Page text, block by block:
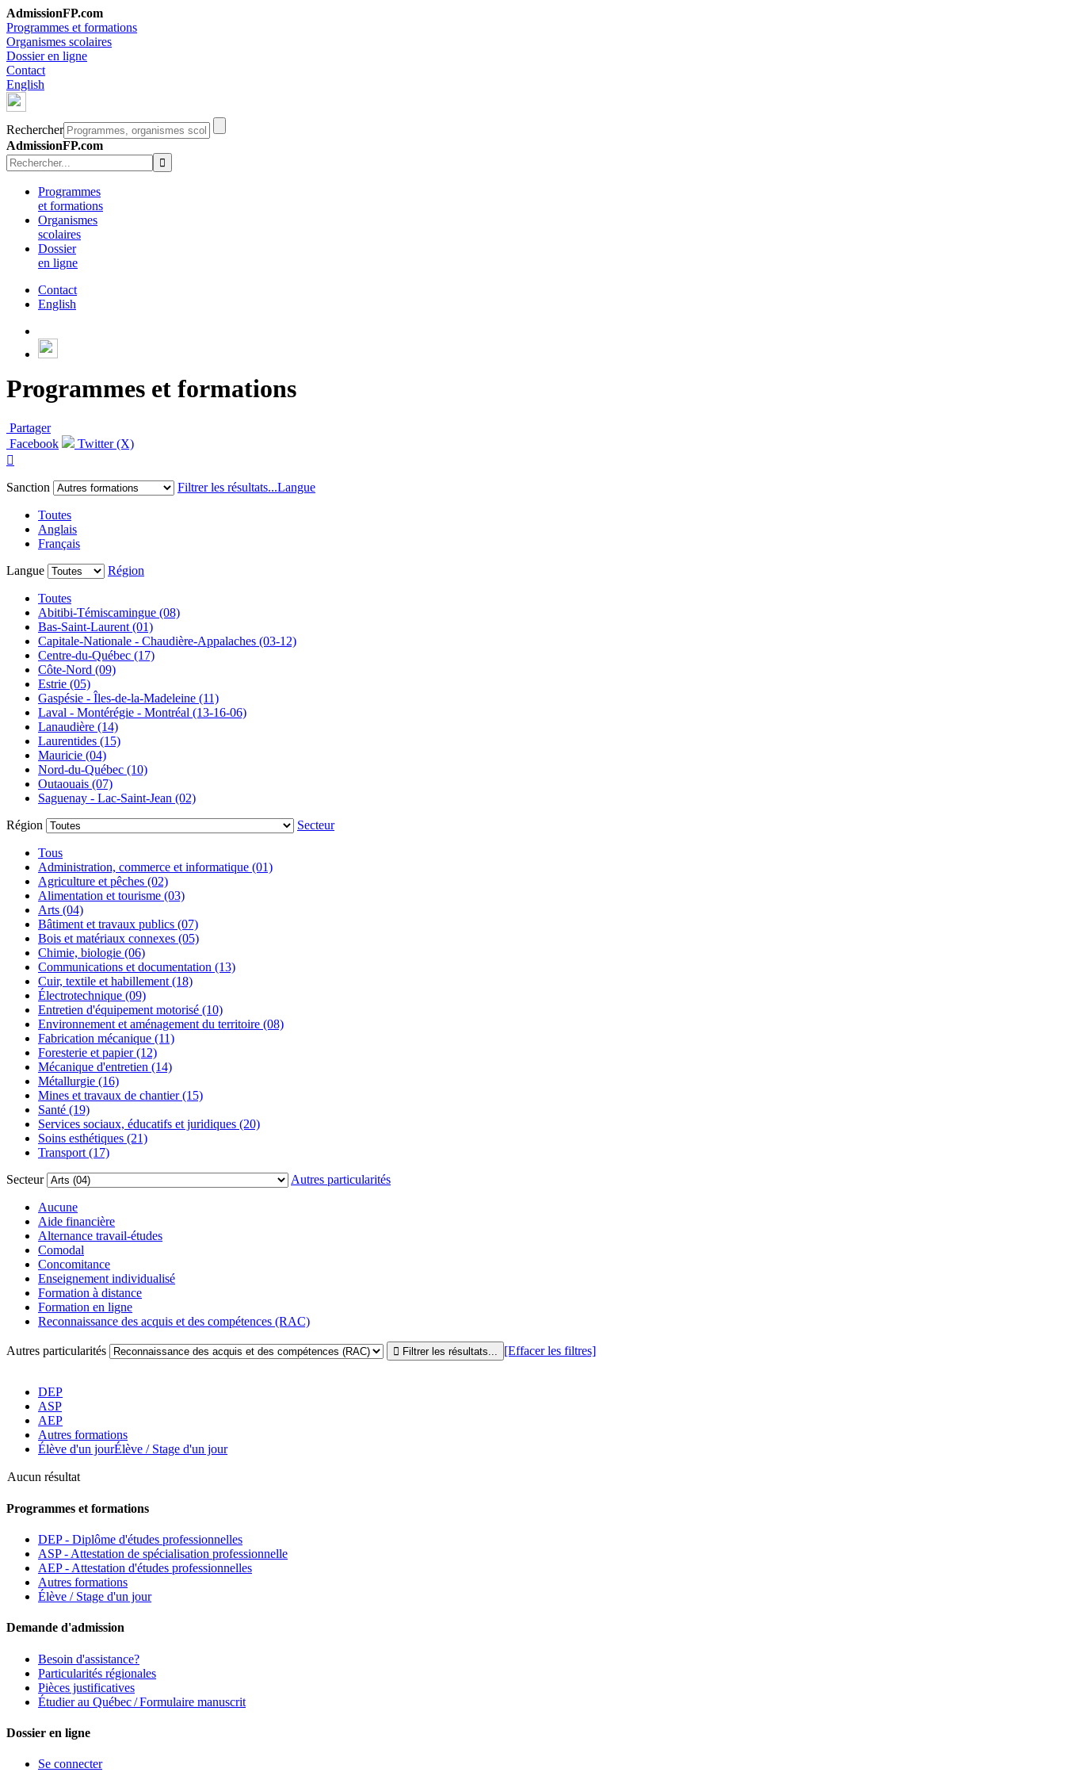
AdmissionFP.com
Programmes et formations
Organismes scolaires
Dossier en ligne
Contact
English
Rechercher
AdmissionFP.com
Programmes
et formations
Organismes
scolaires
Dossier
en ligne
Contact
English
Programmes et formations
Partager
Facebook
Twitter (X)

Sanction
Filtrer les résultats...Langue
Toutes
Anglais
Français
Langue
Région
Toutes
Abitibi-Témiscamingue (08)
Bas-Saint-Laurent (01)
Capitale-Nationale - Chaudière-Appalaches (03-12)
Centre-du-Québec (17)
Côte-Nord (09)
Estrie (05)
Gaspésie - Îles-de-la-Madeleine (11)
Laval - Montérégie - Montréal (13-16-06)
Lanaudière (14)
Laurentides (15)
Mauricie (04)
Nord-du-Québec (10)
Outaouais (07)
Saguenay - Lac-Saint-Jean (02)
Région
Secteur
Tous
Administration, commerce et informatique (01)
Agriculture et pêches (02)
Alimentation et tourisme (03)
Arts (04)
Bâtiment et travaux publics (07)
Bois et matériaux connexes (05)
Chimie, biologie (06)
Communications et documentation (13)
Cuir, textile et habillement (18)
Électrotechnique (09)
Entretien d'équipement motorisé (10)
Environnement et aménagement du territoire (08)
Fabrication mécanique (11)
Foresterie et papier (12)
Mécanique d'entretien (14)
Métallurgie (16)
Mines et travaux de chantier (15)
Santé (19)
Services sociaux, éducatifs et juridiques (20)
Soins esthétiques (21)
Transport (17)
Secteur
Autres particularités
Aucune
Aide financière
Alternance travail-études
Comodal
Concomitance
Enseignement individualisé
Formation à distance
Formation en ligne
Reconnaissance des acquis et des compétences (RAC)
Autres particularités [Effacer les filtres]
DEP
ASP
AEP
Autres formations
Élève d'un jourÉlève / Stage d'un jour
Aucun résultat
Programmes et formations
DEP - Diplôme d'études professionnelles
ASP - Attestation de spécialisation professionnelle
AEP - Attestation d'études professionnelles
Autres formations
Élève / Stage d'un jour
Demande d'admission
Besoin d'assistance?
Particularités régionales
Pièces justificatives
Étudier au Québec / Formulaire manuscrit
Dossier en ligne
Se connecter